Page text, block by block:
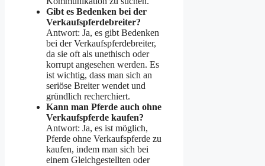
Gibt es Bedenken bei der
Verkaufspferdebreiter?
Antwort: Ja, es gibt Bedenken
bei der Verkaufspferdebreiter,
da sie oft als unethisch oder
korrupt angesehen werden. Es
ist wichtig, dass man sich an
seriöse Breiter wendet und
gründlich recherchiert.
Kann man Pferde auch ohne
Verkaufspferde kaufen?
Antwort: Ja, es ist möglich,
Pferde ohne Verkaufspferde zu
kaufen, indem man sich bei
einem Gleichgestellten oder